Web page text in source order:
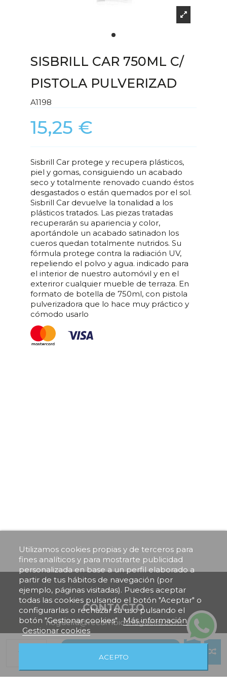
Utilizamos cookies propias y de terceros para
fines analíticos y para mostrarte publicidad
personalizada en base a un perfil elaborado a
partir de tus hábitos de navegación (por
ejemplo, páginas visitadas). Puedes aceptar
todas las cookies pulsando el botón "Aceptar" o
configurarlas o rechazar su uso pulsando el
botón "Gestionar cookies" Más información
Gestionar cookies
ACEPTO
SISBRILL CAR 750ML C/
PISTOLA PULVERIZAD
A1198
15,25 €
Sisbrill Car protege y recupera plásticos,
piel y gomas, consiguiendo un acabado
seco y totalmente renovado cuando éstos
desgastados o están quemados por el sol.
Sisbrill Car devuelve la tonalidad a los
plásticos tratados. Las piezas tratadas
recuperarán su apariencia y color,
aportándole un acabado satinadon los
cueros quedan totalmente nutridos. Su
fórmula protege contra la radiación UV,
repeliendo el polvo y agua. indicado para
el interior de nuestro automóvil y en el
exteriror cualquier mueble de terraza. En
formato de botella de 750ml, con pistola
pulverizadora que lo hace muy práctico y
cómodo usarlo
Añadir al carrito
CONTACTO
nogueira@recambiosnogueira.com
+34 981 701 223